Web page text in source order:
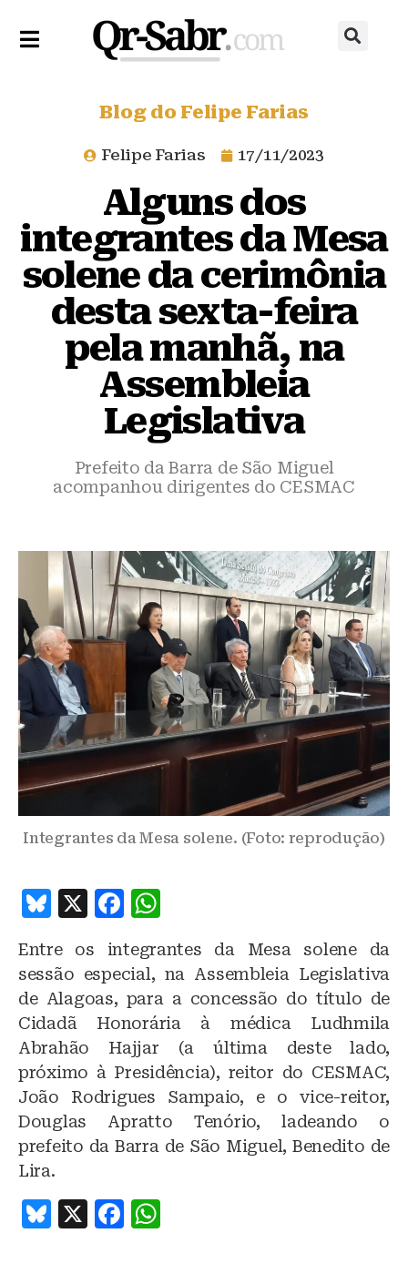
Blog do Felipe Farias
Felipe Farias 17/11/2023
Alguns dos
integrantes da Mesa
solene da cerimônia
desta sexta-feira
pela manhã, na
Assembleia
Legislativa
Prefeito da Barra de São Miguel
acompanhou dirigentes do CESMAC
Integrantes da Mesa solene. (Foto: reprodução)
B
e
s
k
y
X
F
c
e
b
o
o
k
at
s
A
p
p
Entre os integrantes da Mesa solene da
sessão especial, na Assembleia Legislativa
de Alagoas, para a concessão do título de
Cidadã Honorária à médica Ludhmila
Abrahão Hajjar (a última deste lado,
próximo à Presidência), reitor do CESMAC,
João Rodrigues Sampaio, e o vice-reitor,
Douglas Apratto Tenório, ladeando o
prefeito da Barra de São Miguel, Benedito de
Lira.
B
X
F